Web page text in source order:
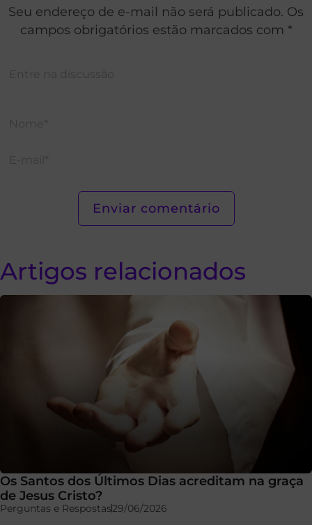
Seu endereço de e-mail não será publicado. Os
campos obrigatórios estão marcados com *
Artigos relacionados
Os Santos dos Últimos Dias acreditam na graça
de Jesus Cristo?
Perguntas e Respostas29/06/2026